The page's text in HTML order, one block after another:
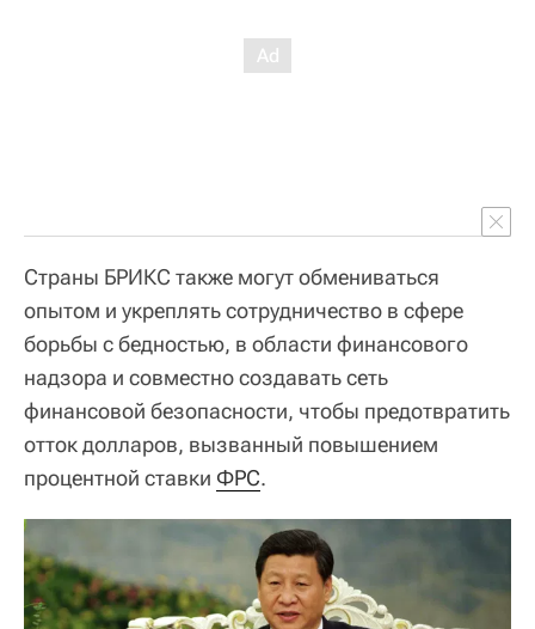
Страны БРИКС также могут обмениваться
опытом и укреплять сотрудничество в сфере
борьбы с бедностью, в области финансового
надзора и совместно создавать сеть
финансовой безопасности, чтобы предотвратить
отток долларов, вызванный повышением
процентной ставки ФРС.